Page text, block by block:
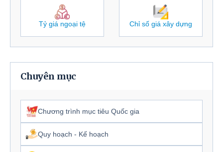
Tỷ giá ngoại tệ Chỉ số giá xây dựng
Chuyên mục
Chương trình mục tiêu Quốc gia
Quy hoạch - Kế hoạch